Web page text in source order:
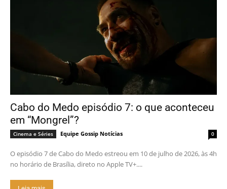
Cabo do Medo episódio 7: o que aconteceu
em “Mongrel”?
Cinema e Séries Equipe Gossip Notícias 0
O episódio 7 de Cabo do Medo estreou em 10 de julho de 2026, às 4h
no horário de Brasília, direto no Apple TV+....